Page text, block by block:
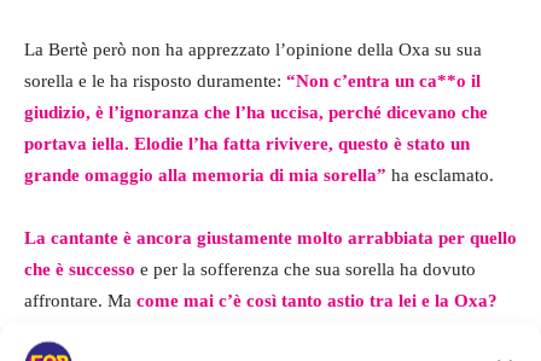
La Bertè però non ha apprezzato l’opinione della Oxa su sua
sorella e le ha risposto duramente: “Non c’entra un ca**o il
giudizio, è l’ignoranza che l’ha uccisa, perché dicevano che
portava iella. Elodie l’ha fatta rivivere, questo è stato un
grande omaggio alla memoria di mia sorella” ha esclamato.
La cantante è ancora giustamente molto arrabbiata per quello
che è successo e per la sofferenza che sua sorella ha dovuto
affrontare. Ma come mai c’è così tanto astio tra lei e la Oxa?